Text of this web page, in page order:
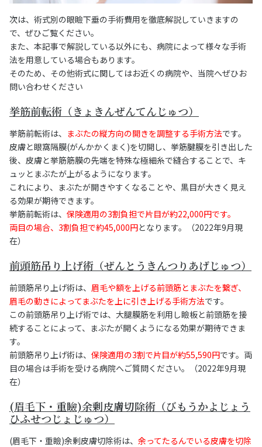
次は、術式別の眼瞼下垂の手術費用を徹底解説していきますの
で、ぜひご覧ください。
また、本記事で解説している以外にも、病院によって様々な手術
法を用意している場合もあります。
そのため、その他術式に関してはお近くの病院や、当院へぜひお
問い合わせください
挙筋前転術（きょきんぜんてんじゅつ）
挙筋前転術は、 まぶたの縦方向の開きを調整する手術方法です。
皮膚と眼窩隔膜(がんかかくまく)を切開し、挙筋腱膜を引き出した
後、皮膚と挙筋筋膜の先端を特殊な極細糸で縫合することで、キ
ュッとまぶたが上がるようになります。
これにより、まぶたが開きやすくなることや、黒目が大きく見え
る効果が期待できます。
挙筋前転術は、 保険適用の3割負担で片目が約22,000円です。
両目の場合、3割負担で約45,000円となります。（2022年9月現
在）
前頭筋吊り上げ術（ぜんとうきんつりあげじゅつ）
前頭筋吊り上げ術は、 眉毛や額を上げる前頭筋とまぶたを繋ぎ、
眉毛の動きによってまぶたを上に引き上げる手術方法です。
この前頭筋吊り上げ術では、大腿膜筋を利用し瞼板と前頭筋を接
続することによって、まぶたが開くようになる効果が期待できま
す。
前頭筋吊り上げ術は、 保険適用の3割で片目が約55,590円です。両
目の場合は手術を受ける病院へご質問ください。（2022年9月現
在）
(眉毛下・重瞼)余剰皮膚切除術（びもうかよじょう
ひふせつじょじゅつ）
(眉毛下・重瞼)余剰皮膚切除術は、 余ってたるんでいる皮膚を切除